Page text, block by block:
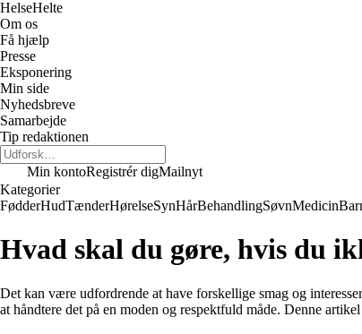
HelseHelte
Om os
Få hjælp
Presse
Eksponering
Min side
Nyhedsbreve
Samarbejde
Tip redaktionen
Min kontoRegistrér digMailnyt
Kategorier
FødderHudTænderHørelseSynHårBehandlingSøvnMedicin
Hvad skal du gøre, hvis du
Det kan være udfordrende at have forskellige smag og
at håndtere det på en moden og respektfuld måde. Denne